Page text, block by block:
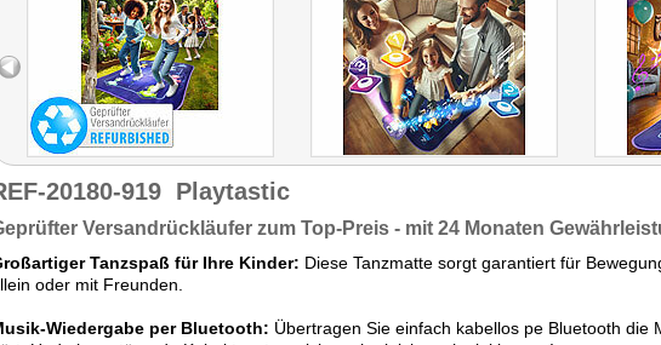
20180-919 Playtastic
Versandrückläufer zum Top-Preis - mit 24 Monaten
Tanzspaß für Ihre Kinder: Diese Tanzmatte sorgt garantiert für
oder mit Freunden.
Wiedergabe per Bluetooth: Übertragen Sie einfach kabellos pe Bluetooth die